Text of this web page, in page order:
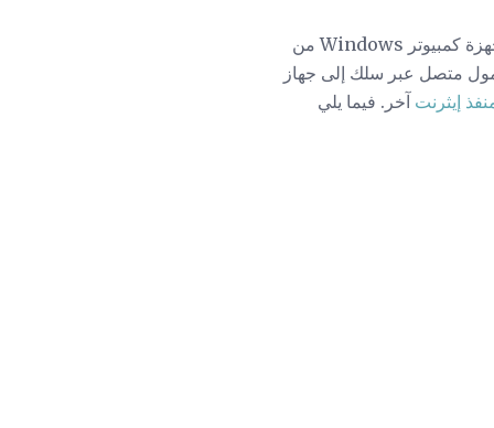
في أجهزة كمبيوتر Windows من
متصل عبر سلك إلى جهاز
إيثرنت آخر. فيما يلي